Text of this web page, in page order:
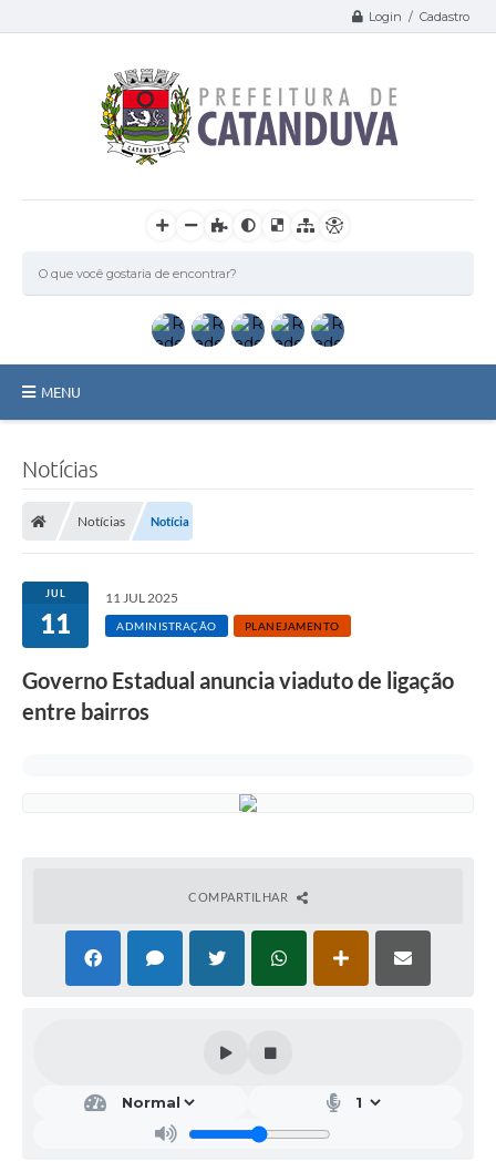
Login / Cadastro
MENU
Licitações / PCA
Transparência
Contratos
Notícias
Notícias Notícia
JUL
11
11 JUL 2025
ADMINISTRAÇÃO PLANEJAMENTO
Governo Estadual anuncia viaduto de ligação
entre bairros
COMPARTILHAR